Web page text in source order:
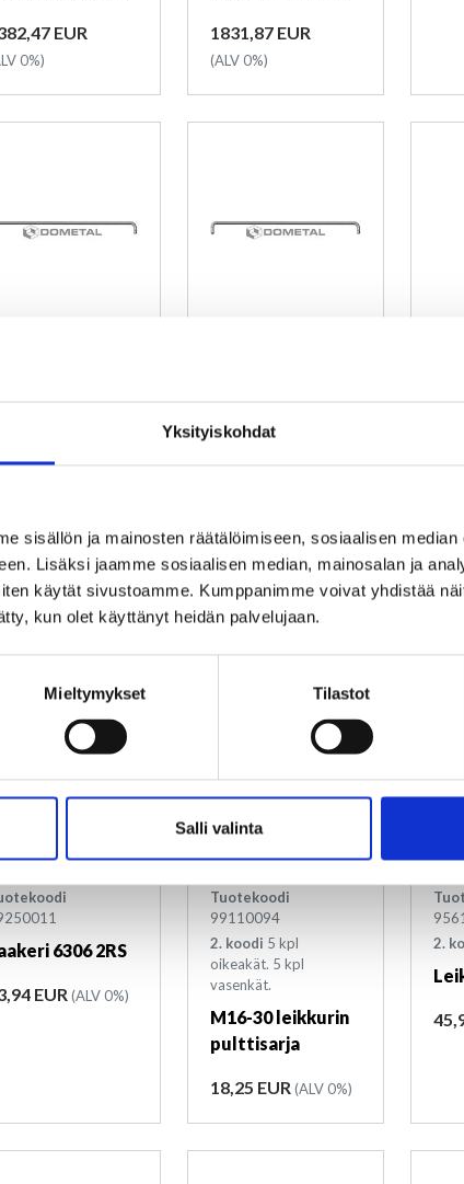
Yksityiskohdat
sisällön ja mainosten räätälöimiseen, sosiaalisen
Lisäksi jaamme sosiaalisen median, mainosalan ja
käytät sivustoamme. Kumppanimme voivat yhdistää
kun olet käyttänyt heidän palvelujaan.
Mieltymykset Tilastot
Salli valinta
EUR
0%)
Hinta
1831,87 EUR
(ALV 0%)
pitkä
EUR
Tuotekoodi
95610164.1
6306 2RS
EUR(ALV 0%)
Tuotekoodi
99110094
2. koodi 5 kpl
oikeakät. 5 kpl
vasenkät.
M16-30 leikkurin
pulttisarja
Hinta
18,25 EUR (ALV 0%)
2.